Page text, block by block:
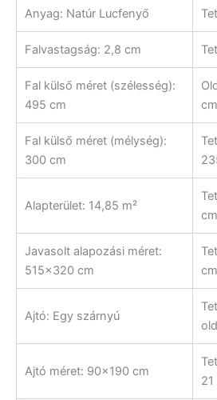
Anyag: Natúr Lucfenyő
Falvastagság: 2,8 cm
Fal külső méret (szélesség):
495 cm
cm
Fal külső méret (mélység):
300 cm
Alapterület: 14,85 m²
cm
Javasolt alapozási méret:
515×320 cm
cm
Ajtó: Egy szárnyú
Ajtó méret: 90×190 cm
21